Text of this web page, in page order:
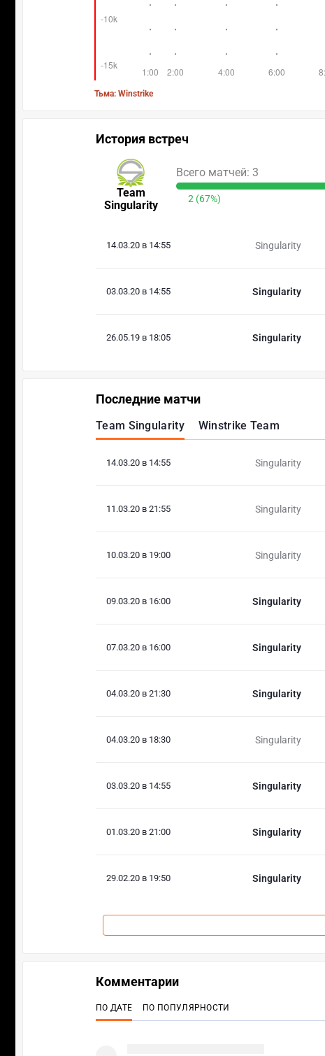
Тьма: Winstrike
История встреч
Team
Singularity
Всего матчей: 3
2 (67%)
14.03.20 в 14:55 Singularity
03.03.20 в 14:55 Singularity
26.05.19 в 18:05 Singularity
Последние матчи
Team Singularity Winstrike Team
14.03.20 в 14:55 Singularity
11.03.20 в 21:55 Singularity
10.03.20 в 19:00 Singularity
09.03.20 в 16:00 Singularity
07.03.20 в 16:00 Singularity
04.03.20 в 21:30 Singularity
04.03.20 в 18:30 Singularity
03.03.20 в 14:55 Singularity
01.03.20 в 21:00 Singularity
29.02.20 в 19:50 Singularity
Комментарии
ПО ДАТЕ ПО ПОПУЛЯРНОСТИ